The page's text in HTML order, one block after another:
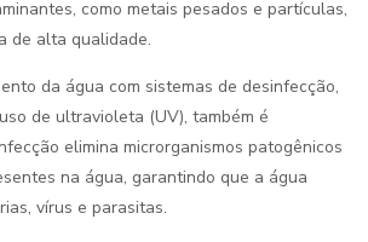
como metais pesados e partículas,
de alta qualidade.
da água com sistemas de desinfecção,
de ultravioleta (UV), também é
elimina microrganismos patogênicos
na água, garantindo que a água
vírus e parasitas.